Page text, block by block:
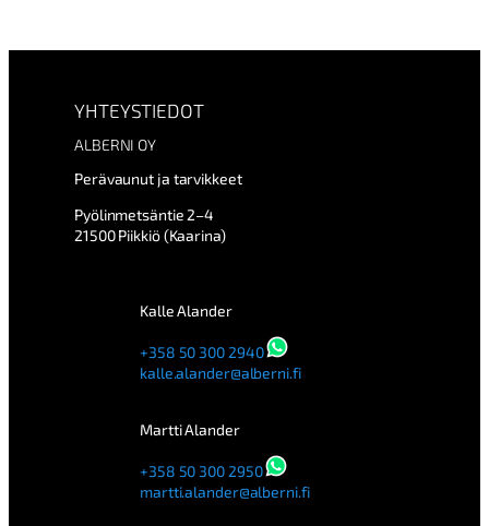
YHTEYSTIEDOT
ALBERNI OY
Perävaunut ja tarvikkeet
Pyölinmetsäntie 2–4
21500 Piikkiö (Kaarina)
Kalle Alander
+358 50 300 2940
kalle.alander@alberni.fi
Martti Alander
+358 50 300 2950
martti.alander@alberni.fi